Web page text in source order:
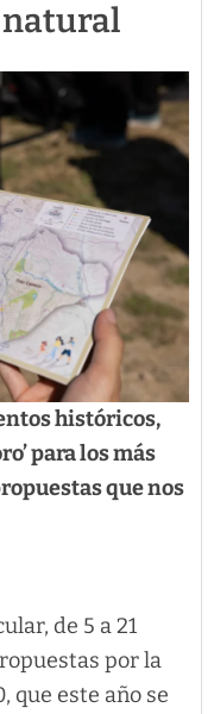
natural
históricos,
para los más
que nos
de 5 a 21
por la
que este año se